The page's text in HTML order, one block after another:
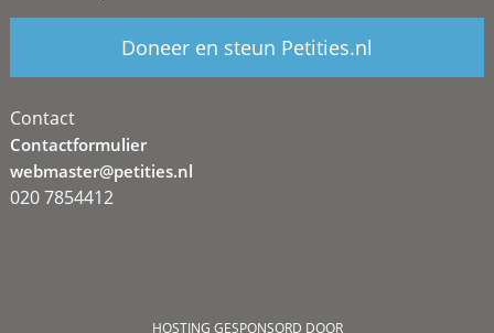
Doneer en steun Petities.nl
Contact
Contactformulier
webmaster@petities.nl
020 7854412
HOSTING GESPONSORD DOOR